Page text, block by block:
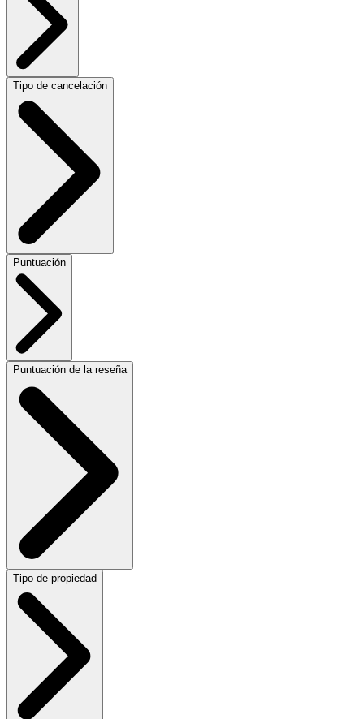
Tipo de cancelación
Puntuación
Puntuación de la reseña
Tipo de propiedad